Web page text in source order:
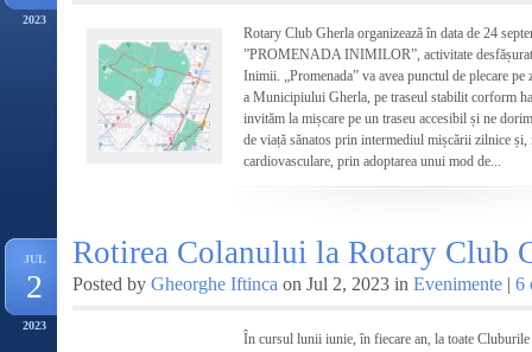
2023
Rotary Club Gherla organizează în data de 24
”PROMENADA INIMILOR”, activitate
Inimii. „Promenada” va avea punctul de plecare
a Municipiului Gherla, pe traseul stabilit corform
invităm la mișcare pe un traseu accesibil și ne
de viață sănatos prin intermediul mișcării zilnice
cardiovasculare, prin adoptarea unui mod de...
JUL
2
2023
Rotirea Colanului la Rotary Club
Posted by Gheorghe Iftinca on Jul 2, 2023 in Evenimente | 6
În cursul lunii iunie, în fiecare an, la toate